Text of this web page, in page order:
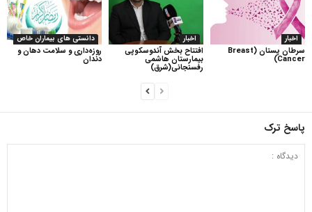
دانستی های بیماران خاص
روزه‌داری و سلامت دهان و
دندان
اخبار
افتتاح بخش آندوسکوپی
بیمارستان هاشمی
رفسنجانی(شرق)
اخبار
سرطان پستان (Breast
Cancer)
پاسخ ترک